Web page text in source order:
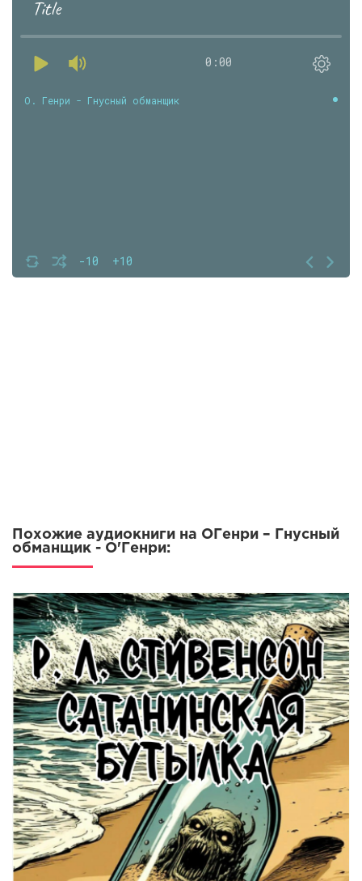
Title
0:00
-10 +10
О. Генри - Гнусный обманщик
Похожие аудиокниги на ОГенри – Гнусный
обманщик - О'Генри: